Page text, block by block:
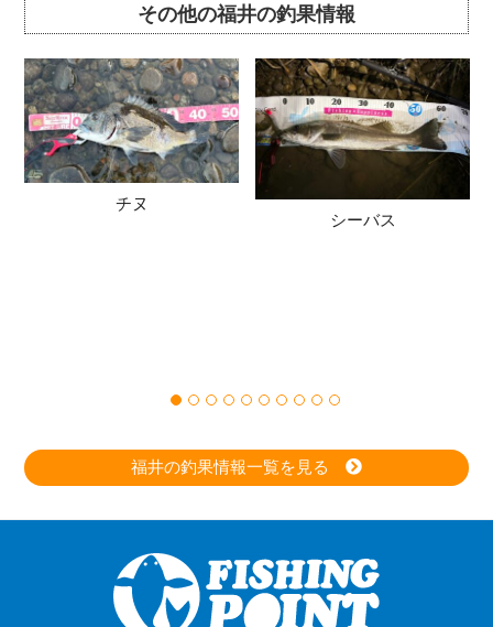
その他の福井の釣果情報
チヌ
シーバス
福井の釣果情報一覧を見る